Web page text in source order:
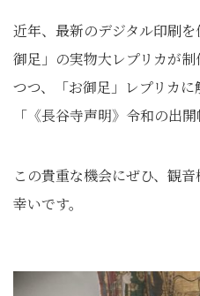
近年、最新のデジタル印刷
御足」の実物大レプリカが
つつ、「お御足」レプリカに
「《長谷寺声明》令和の出
この貴重な機会にぜひ、観
幸いです。